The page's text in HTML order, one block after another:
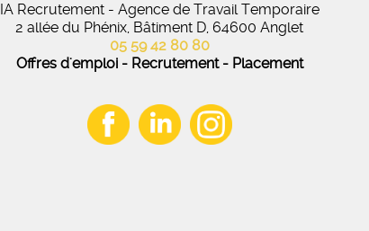
IA Recrutement - Agence de Travail Temporaire
2 allée du Phénix, Bâtiment D, 64600 Anglet
05 59 42 80 80
Offres d'emploi - Recrutement - Placement